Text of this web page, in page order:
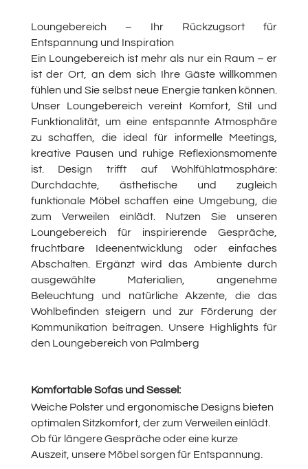
Loungebereich – Ihr Rückzugsort für
Entspannung und Inspiration
Ein Loungebereich ist mehr als nur ein Raum – er
ist der Ort, an dem sich Ihre Gäste willkommen
fühlen und Sie selbst neue Energie tanken können.
Unser Loungebereich vereint Komfort, Stil und
Funktionalität, um eine entspannte Atmosphäre
zu schaffen, die ideal für informelle Meetings,
kreative Pausen und ruhige Reflexionsmomente
ist. Design trifft auf Wohlfühlatmosphäre:
Durchdachte, ästhetische und zugleich
funktionale Möbel schaffen eine Umgebung, die
zum Verweilen einlädt. Nutzen Sie unseren
Loungebereich für inspirierende Gespräche,
fruchtbare Ideenentwicklung oder einfaches
Abschalten. Ergänzt wird das Ambiente durch
ausgewählte Materialien, angenehme
Beleuchtung und natürliche Akzente, die das
Wohlbefinden steigern und zur Förderung der
Kommunikation beitragen. Unsere Highlights für
den Loungebereich von Palmberg
Komfortable Sofas und Sessel:
Weiche Polster und ergonomische Designs bieten
optimalen Sitzkomfort, der zum Verweilen einlädt.
Ob für längere Gespräche oder eine kurze
Auszeit, unsere Möbel sorgen für Entspannung.